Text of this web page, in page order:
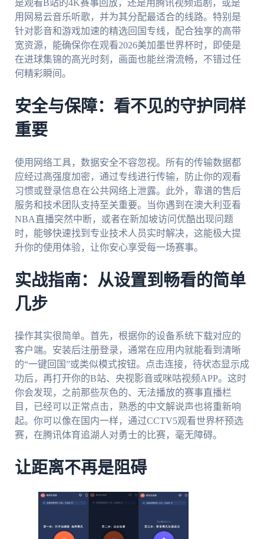
是观看B站的4K赛事回放，还是用腾讯视频追剧，或是
用网易云音乐听歌，并为其分配最适合的线路。特别是
针对影音和游戏加速的精选回国专线，配合独享的高带
宽资源，能确保你在观看2026美加墨世界杯时，即使是
在进球集锦的高光时刻，画面也能丝滑流畅，不错过任
何精彩瞬间。
安全与保障：看不见的守护同样
重要
使用网络工具，数据安全不容忽视。所有的传输数据都
应经过高强度加密，通过专线进行传输，防止你的观看
习惯或登录信息在公共网络上泄露。此外，靠谱的售后
服务和技术团队支持至关重要。当你遇到在澳大利亚看
NBA直播突然中断，或者在新加坡访问优酷出现问题
时，能够快速找到专业技术人员实时解决，这能极大提
升你的使用体验，让你安心享受每一场赛事。
实战指南：从设置到畅看的简单
几步
操作其实很简单。首先，根据你的设备系统下载对应的
客户端。安装后注册登录，通常在应用内就能看到清晰
的“一键回国”或类似模式按钮。点击连接，待状态显示成
功后，再打开你的B站、央视影音或咪咕视频APP。这时
你会发现，之前那些灰色的、无法播放的赛事直播栏
目，已经可以正常点击，熟悉的中文解说声也将重新响
起。你可以像在国内一样，通过CCTV5观看世界杯预选
赛，在腾讯体育追湖人对勇士的比赛，毫无障碍。
让距离不再是阻碍